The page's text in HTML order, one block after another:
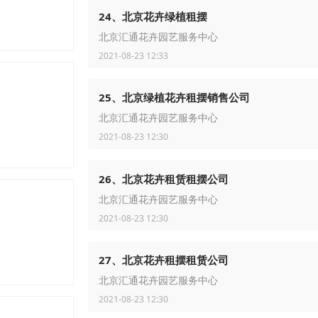
24、北京花卉绿植租摆
北京汇通花卉园艺服务中心
2021-08-23 12:33
25、北京绿植花卉租摆销售公司
北京汇通花卉园艺服务中心
2021-08-23 12:30
26、北京花卉租赁租摆公司
北京汇通花卉园艺服务中心
2021-08-23 12:30
27、北京花卉租摆租赁公司
北京汇通花卉园艺服务中心
2021-08-23 12:30